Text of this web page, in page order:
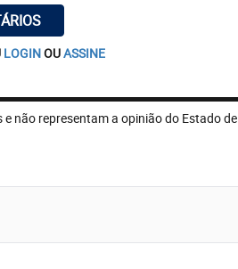
LOGINOUASSINE
não representam a opinião do Estado de